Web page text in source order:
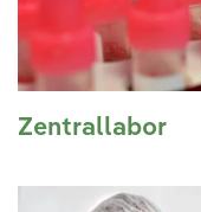
Zentrallabor